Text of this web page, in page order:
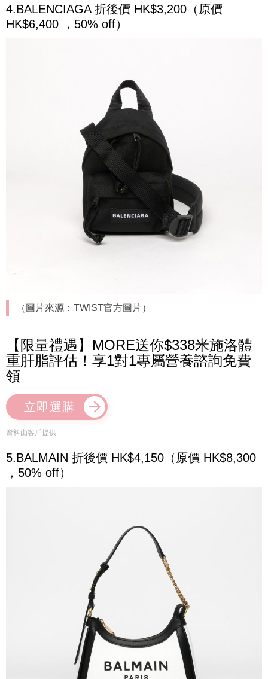
4.BALENCIAGA 折後價 HK$3,200（原價
HK$6,400 ，50% off）
（圖片來源：TWIST官方圖片）
【限量禮遇】MORE送你$338米施洛體
重肝脂評估！享1對1專屬營養諮詢免費
領
立即選購
資料由客戶提供
5.BALMAIN 折後價 HK$4,150（原價 HK$8,300
，50% off）